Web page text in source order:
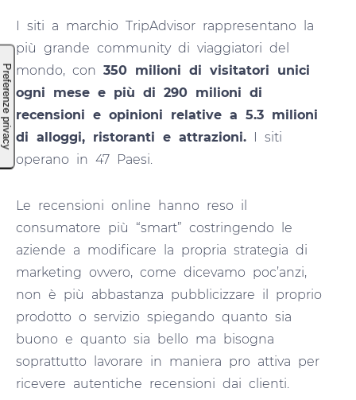
I siti a marchio TripAdvisor rappresentano la
più grande community di viaggiatori del
mondo, con 350 milioni di visitatori unici
ogni mese e più di 290 milioni di
recensioni e opinioni relative a 5.3 milioni
di alloggi, ristoranti e attrazioni. I siti
operano in 47 Paesi.
Le recensioni online hanno reso il
consumatore più “smart” costringendo le
aziende a modificare la propria strategia di
marketing ovvero, come dicevamo poc’anzi,
non è più abbastanza pubblicizzare il proprio
prodotto o servizio spiegando quanto sia
buono e quanto sia bello ma bisogna
soprattutto lavorare in maniera pro attiva per
ricevere autentiche recensioni dai clienti.